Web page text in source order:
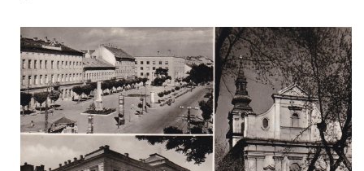
blogSZOLNOK
szubjektív élményportál